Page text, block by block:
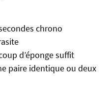
chrono
d’éponge suffit
paire identique ou deux